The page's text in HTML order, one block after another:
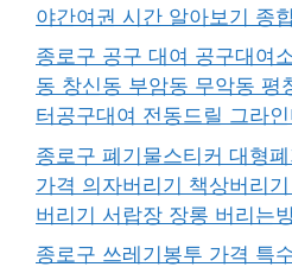
야간여권 시간 알아보기 종
종로구 공구 대여 공구대여
동 창신동 부암동 무악동 평
터공구대여 전동드릴 그라
종로구 폐기물스티커 대형
가격 의자버리기 책상버리
버리기 서랍장 장롱 버리는
종로구 쓰레기봉투 가격 특